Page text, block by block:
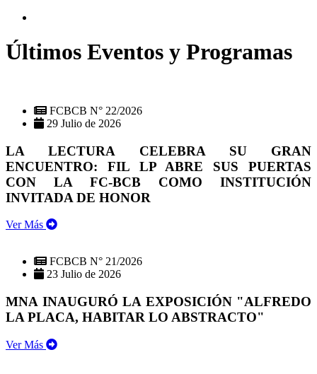
Últimos Eventos y Programas
FCBCB N° 22/2026
29 Julio de 2026
LA LECTURA CELEBRA SU GRAN
ENCUENTRO: FIL LP ABRE SUS PUERTAS
CON LA FC-BCB COMO INSTITUCIÓN
INVITADA DE HONOR
Ver Más
FCBCB N° 21/2026
23 Julio de 2026
MNA INAUGURÓ LA EXPOSICIÓN "ALFREDO
LA PLACA, HABITAR LO ABSTRACTO"
Ver Más